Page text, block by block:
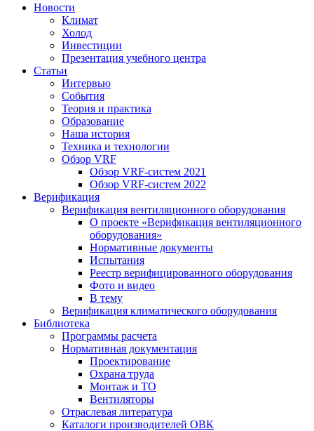
Новости
Климат
Холод
Инвестиции
Презентация учебного центра
Статьи
Интервью
События
Теория и практика
Образование
Наша история
Техника и технологии
Обзор VRF
Обзор VRF-систем 2021
Обзор VRF-систем 2022
Верификация
Верификация вентиляционного оборудования
О проекте «Верификация вентиляционного
оборудования»
Нормативные документы
Испытания
Реестр верифицированного оборудования
Фото и видео
В тему
Верификация климатического оборудования
Библиотека
Программы расчета
Нормативная документация
Проектирование
Охрана труда
Монтаж и ТО
Вентиляторы
Отраслевая литература
Каталоги производителей ОВК